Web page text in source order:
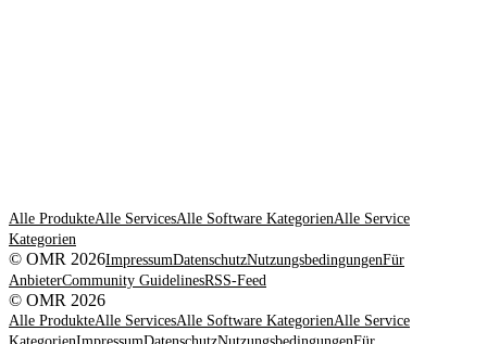
Alle ProdukteAlle ServicesAlle Software KategorienAlle Service
Kategorien
© OMR 2026ImpressumDatenschutzNutzungsbedingungenFür
AnbieterCommunity GuidelinesRSS-Feed
© OMR 2026
Alle ProdukteAlle ServicesAlle Software KategorienAlle Service